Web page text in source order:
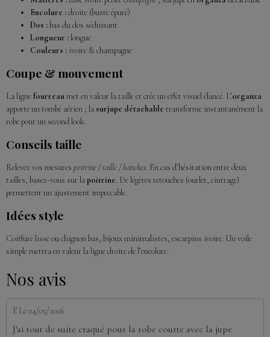
Encolure :droite (buste épuré)
Dos :bas du dos séduisant
Longueur :longue
Couleurs : ivoire & champagne
Coupe & mouvement
La lignefourreaumet en valeur la taille et crée un effet visuel élancé. L’organza
apporte un tombé aérien ; la surjupe détachable transforme instantanément la
robe pour un second look.
Conseils taille
Relevez vos mesures poitrine / taille / hanches. En cas d’hésitation entre deux
tailles, basez-vous sur lapoitrine. De légères retouches (ourlet, cintrage)
permettent un ajustement impeccable.
Idées style
Coiffure lisse ou chignon bas, bijoux minimalistes, escarpins ivoire. Un voile
simple mettra en valeur la ligne droite de l’encolure.
Nos avis
E Le 04/05/2026
J'ai tout de suite craqué pour la robe courte avec la jupe